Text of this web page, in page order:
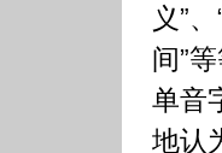
义”
间”
单音
地认